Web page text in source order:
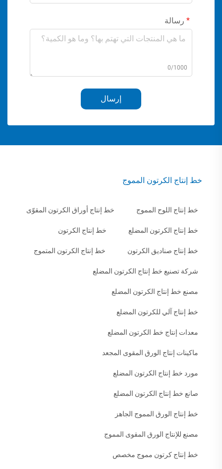
رسالة
0/1000
إرسال
خط إنتاج الكرتون المموج
خط إنتاج اللوح المموج خط إنتاج أوراق الكرتون المقوّى
خط إنتاج الكرتون المضلع خط إنتاج الكرتون
خط إنتاج صناديق الكرتون خط إنتاج الكرتون المتموج
شركة تصنيع خط إنتاج الكرتون المضلع
مصنع خط إنتاج الكرتون المضلع
خط إنتاج آلي للكرتون المضلع
معدات إنتاج خط الكرتون المضلع
ماكينات إنتاج الورق المقوى المجعد
مورد خط إنتاج الكرتون المضلع
صانع خط إنتاج الكرتون المضلع
خط إنتاج الورق المموج الجاهز
مصنع للإنتاج الورق المقوى المموج
خط إنتاج كرتون مموج مخصص